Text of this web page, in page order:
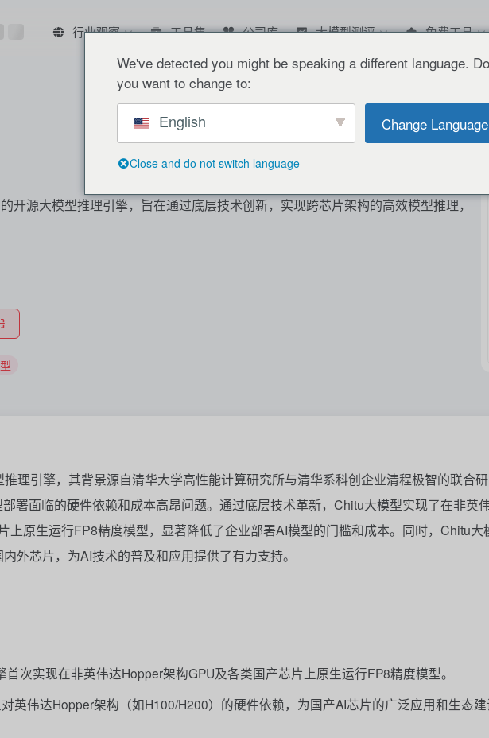
行业观察 工具集 公司库 大模型测评 免费工具
开源大模型推理引擎，旨在通过底层技术创新，实现跨芯片架构的高效模型推理，
推理引擎，其背景源自清华大学高性能计算研究所与清华系科创企业清程极智的联合
署面临的硬件依赖和成本高昂问题。通过底层技术革新，Chitu大模型实现了在非英
上原生运行FP8精度模型，显著降低了企业部署AI模型的门槛和成本。同时，Chitu大
外芯片，为AI技术的普及和应用提供了有力支持。
首次实现在非英伟达Hopper架构GPU及各类国产芯片上原生运行FP8精度模型。
英伟达Hopper架构（如H100/H200）的硬件依赖，为国产AI芯片的广泛应用和生态
We've detected you might be speaking a different language. Do
you want to change to:
English Change Language
Close and do not switch language